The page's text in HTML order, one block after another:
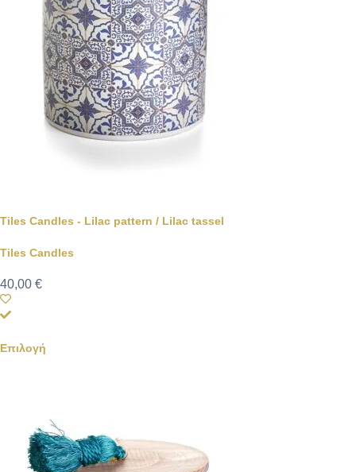
Tiles Candles - Lilac pattern / Lilac tassel
Tiles Candles
40,00 €
Επιλογή